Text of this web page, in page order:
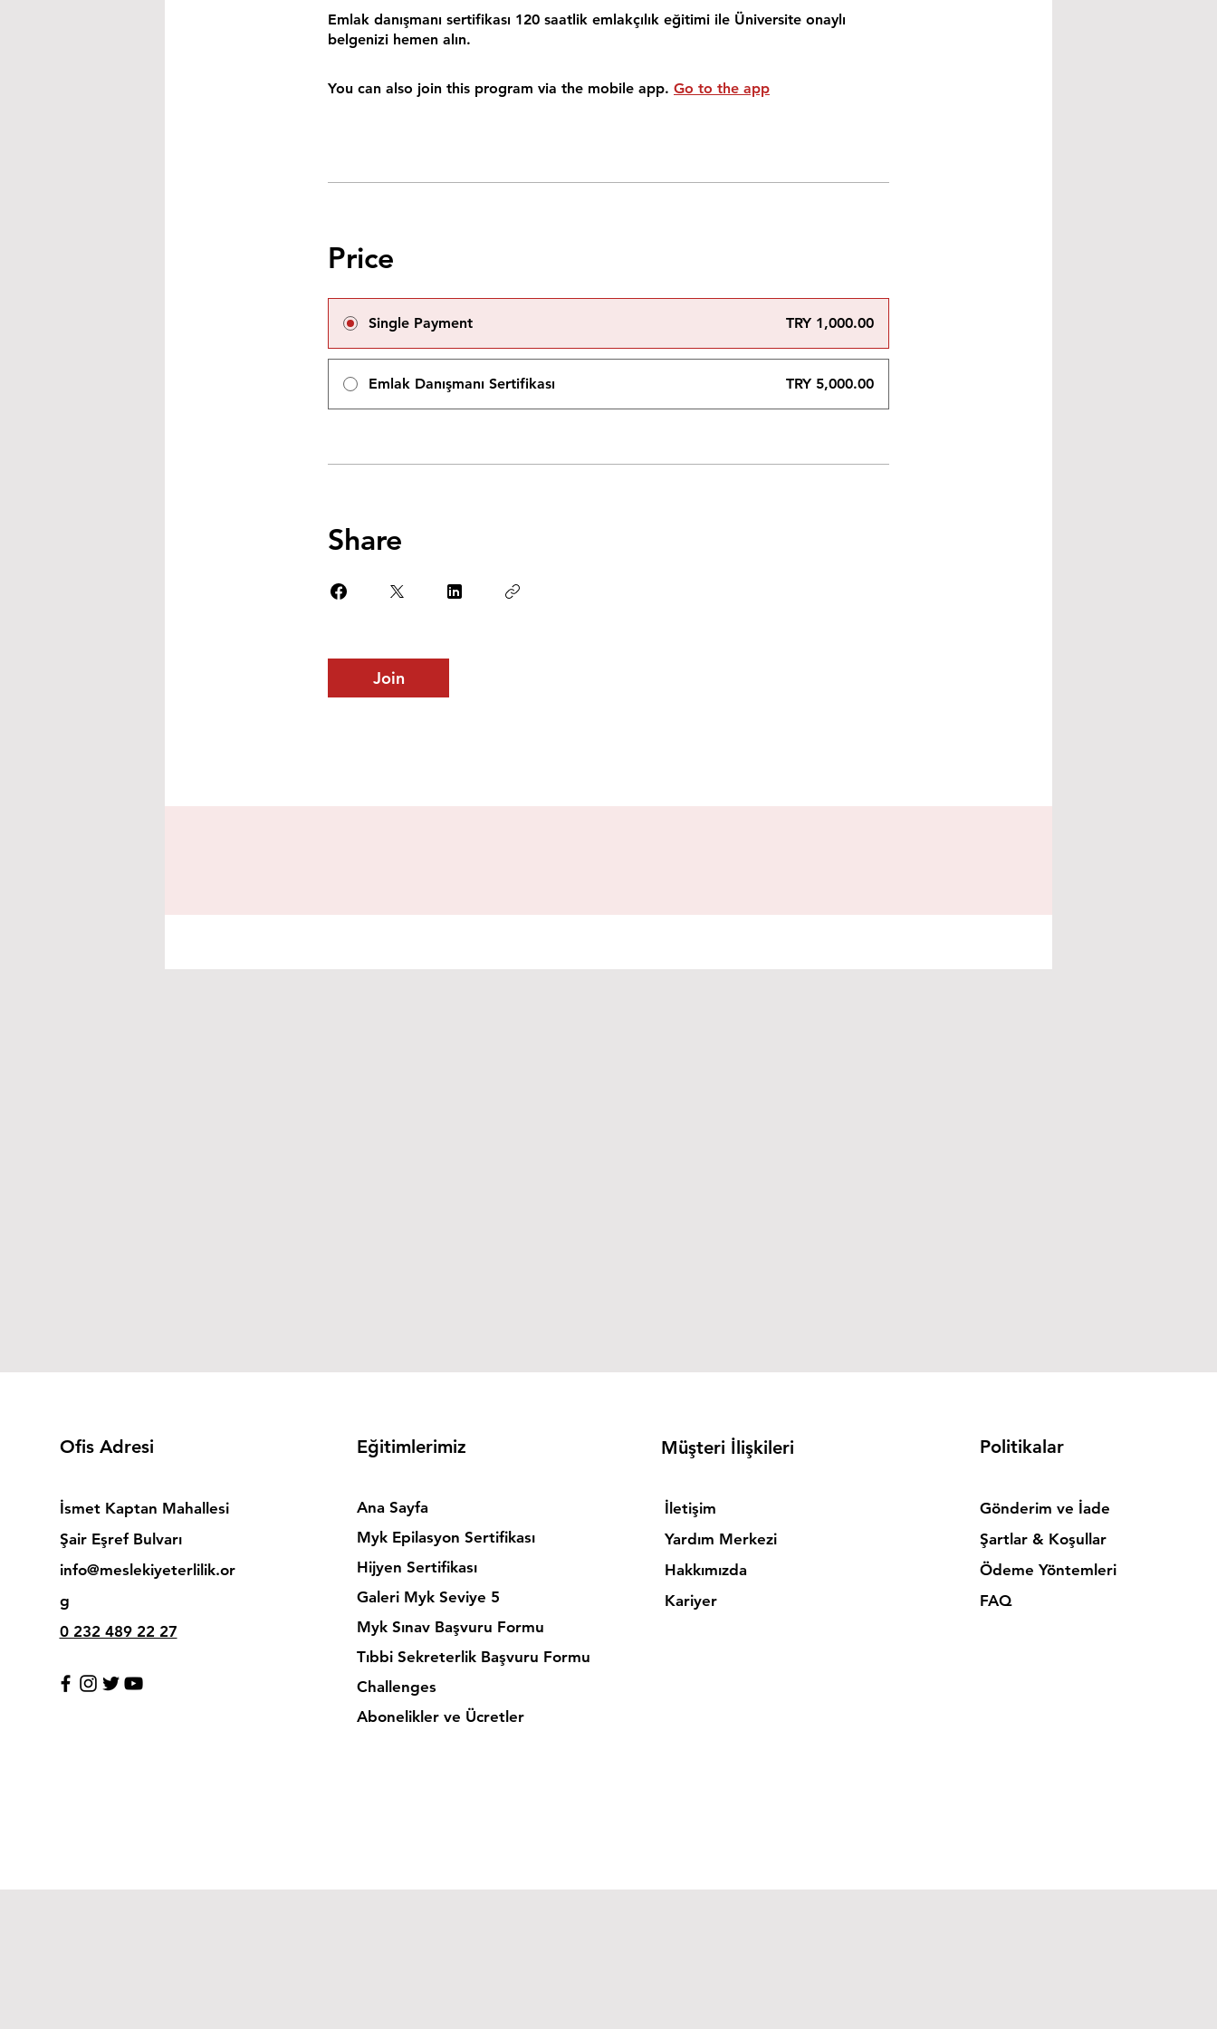
Emlak danışmanı sertifikası 120 saatlik emlakçılık eğitimi ile Üniversite onaylı
belgenizi hemen alın.
You can also join this program via the mobile app. Go to the app
Price
Single Payment TRY 1,000.00
Emlak Danışmanı Sertifikası TRY 5,000.00
Share
Join
Ofis Adresi
İsmet Kaptan Mahallesi
Şair Eşref Bulvarı
info@meslekiyeterlilik.or
g
0 232 489 22 27
Eğitimlerimiz
Ana Sayfa
Myk Epilasyon Sertifikası
Hijyen Sertifikası
Galeri Myk Seviye 5
Myk Sınav Başvuru Formu
Tıbbi Sekreterlik Başvuru Formu
Challenges
Abonelikler ve Ücretler
Müşteri İlişkileri
İletişim
Yardım Merkezi
Hakkımızda
Kariyer
Politikalar
Gönderim ve İade
Şartlar & Koşullar
Ödeme Yöntemleri
FAQ